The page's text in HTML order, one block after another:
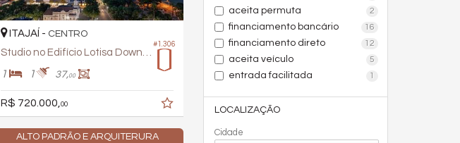
aceita permuta 2
financiamento bancário 16
financiamento direto 12
aceita veículo 5
entrada facilitada 1
LOCALIZAÇÃO
Cidade
#1.306
ITAJAÍ - CENTRO
1 1 37,00
R$ 720.000, 00
ALTO PADRÃO E ARQUITERURA